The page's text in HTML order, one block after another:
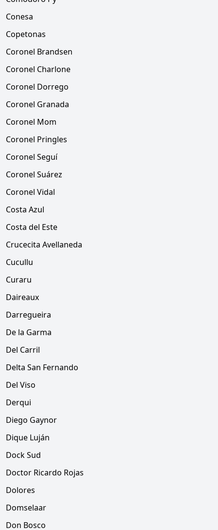
Conesa
Copetonas
Coronel Brandsen
Coronel Charlone
Coronel Dorrego
Coronel Granada
Coronel Mom
Coronel Pringles
Coronel Seguí
Coronel Suárez
Coronel Vidal
Costa Azul
Costa del Este
Crucecita Avellaneda
Cucullu
Curaru
Daireaux
Darregueira
De la Garma
Del Carril
Delta San Fernando
Del Viso
Derqui
Diego Gaynor
Dique Luján
Dock Sud
Doctor Ricardo Rojas
Dolores
Domselaar
Don Bosco